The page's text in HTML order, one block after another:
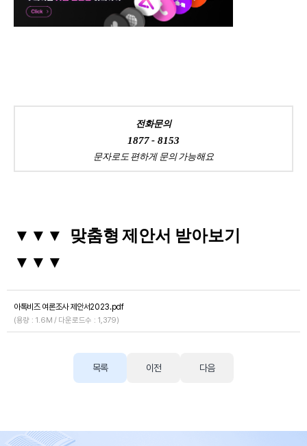
전화문의
1877 - 8153
문자로도 편하게 문의 가능해요
▼ ▼▼ 맞춤형 제안서 받아보기
▼▼▼
아톡비즈 여론조사 제안서2023.pdf
(용량 : 1.6M / 다운로드수 : 1,379)
목록 이전 다음